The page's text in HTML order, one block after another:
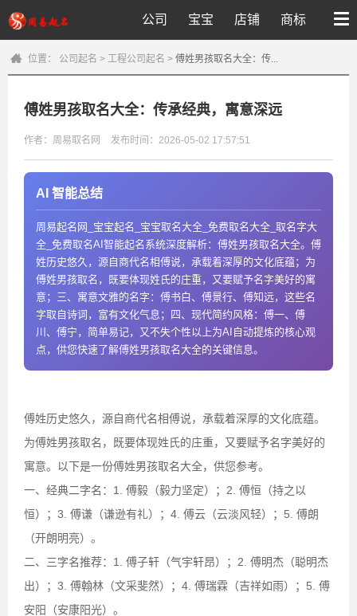
公司 宝宝 店铺 商标
位置： 公司起名 > 工程公司起名 > 傅姓男孩取名大全：传...
傅姓男孩取名大全：传承经典，寓意深远
作者：周易取名网 发布时间：2026-05-02 17:57:51
AI 智能总结
周易起名网_宝宝起名_宝宝取名大全_免费取名大全_取名字大
全_免费取名AI智能起名系统深度解析：傅姓男孩取名大全。傅
姓历史悠久，源自商代名相傅说，承载着深厚的文化底蕴；为
傅姓男孩取名，既要体现姓氏的庄重，又要赋予名字美好的寓
意；三、寓意文雅的名字：傅书白、傅景行、傅知远，这些名
字取自诗词，富有文化气息；四、现代简约风格：傅一、傅
川、傅宁，简单易记，又不失个性以上为AI自动提炼的核心观
点，供您快速了解傅姓男孩取名大全的关键信息。
傅姓历史悠久，源自商代名相傅说，承载着深厚的文化底蕴。
为傅姓男孩取名，既要体现姓氏的庄重，又要赋予名字美好的
寓意。以下是一份傅姓男孩取名大全，供您参考。
一、经典二字名：1. 傅毅（毅力坚定）；2. 傅恒（持之以
恒）；3. 傅谦（谦逊有礼）；4. 傅云（云淡风轻）；5. 傅朗
（开朗明亮）。
二、三字名推荐：1. 傅子轩（气宇轩昂）；2. 傅明杰（聪明杰
出）；3. 傅翰林（文采斐然）；4. 傅瑞霖（吉祥如雨）；5. 傅
安阳（安康阳光）。